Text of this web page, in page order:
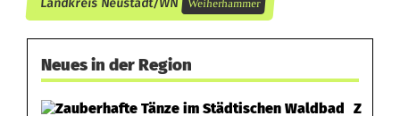
e
r
Landkreis Neustadt/WN Weiherhammer
Neues in der Region
Z